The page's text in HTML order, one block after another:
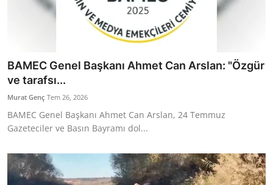
BAMEC Genel Başkanı Ahmet Can Arslan: "Özgür
ve tarafsı...
Murat Genç Tem 26, 2026
BAMEC Genel Başkanı Ahmet Can Arslan, 24 Temmuz
Gazeteciler ve Basın Bayramı dol...